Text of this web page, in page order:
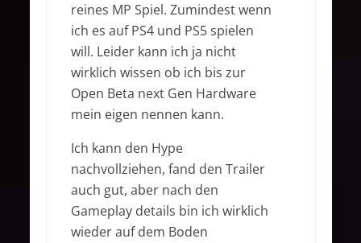
reines MP Spiel. Zumindest wenn
ich es auf PS4 und PS5 spielen
will. Leider kann ich ja nicht
wirklich wissen ob ich bis zur
Open Beta next Gen Hardware
mein eigen nennen kann.
Ich kann den Hype
nachvollziehen, fand den Trailer
auch gut, aber nach den
Gameplay details bin ich wirklich
wieder auf dem Boden